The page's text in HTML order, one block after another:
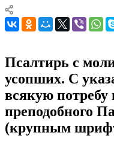
Псалтирь с
усопших. С
всякую потребу
преподобного
(крупным